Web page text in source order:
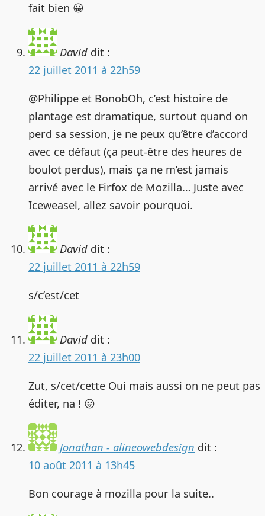
fait bien 😀
David dit :
22 juillet 2011 à 22h59
@Philippe et BonobOh, c’est histoire de
plantage est dramatique, surtout quand on
perd sa session, je ne peux qu’être d’accord
avec ce défaut (ça peut-être des heures de
boulot perdus), mais ça ne m’est jamais
arrivé avec le Firfox de Mozilla… Juste avec
Iceweasel, allez savoir pourquoi.
David dit :
22 juillet 2011 à 22h59
s/c’est/cet
David dit :
22 juillet 2011 à 23h00
Zut, s/cet/cette Oui mais aussi on ne peut pas
éditer, na ! 😛
Jonathan - alineowebdesign dit :
10 août 2011 à 13h45
Bon courage à mozilla pour la suite..